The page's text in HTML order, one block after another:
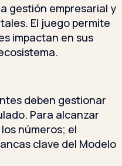
gestión empresarial y
El juego permite
impactan en sus
deben gestionar
Para alcanzar
números; el
clave del Modelo